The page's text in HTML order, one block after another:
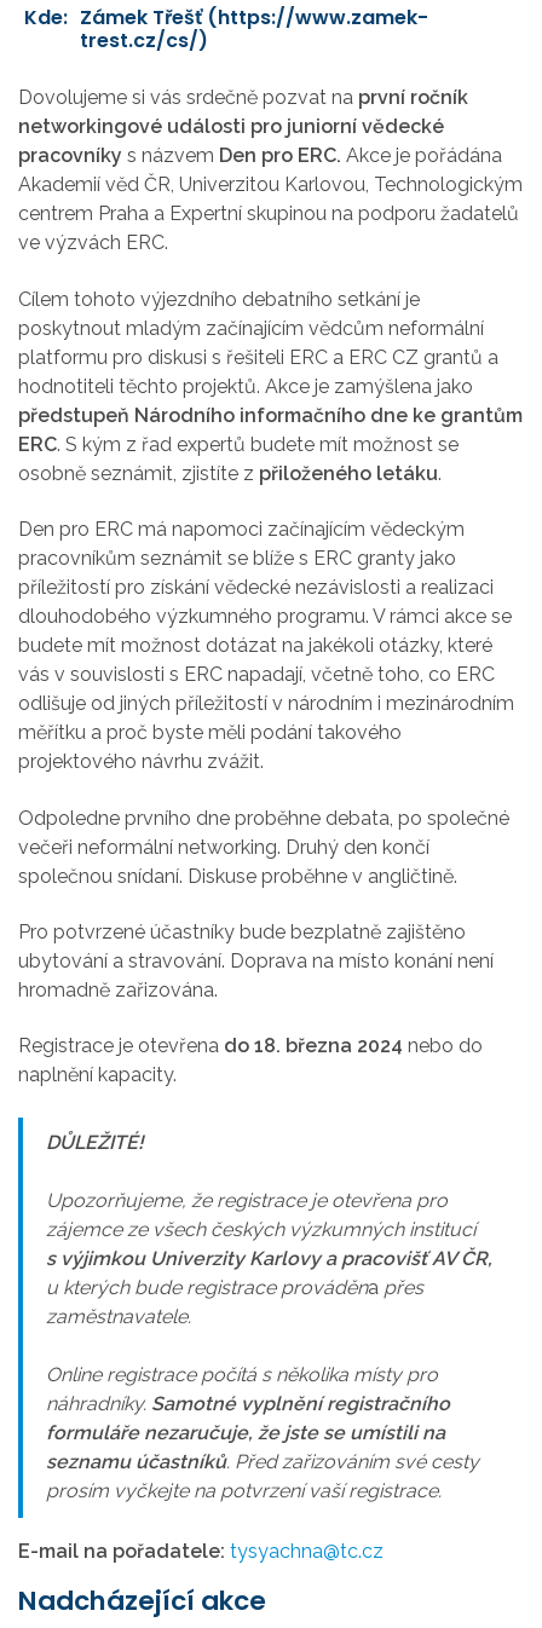
Kde: Zámek Třešť (https://www.zamek-
trest.cz/cs/)
Dovolujeme si vás srdečně pozvat na první ročník
networkingové události pro juniorní vědecké
pracovníky s názvem Den pro ERC. Akce je pořádána
Akademií věd ČR, Univerzitou Karlovou, Technologickým
centrem Praha a Expertní skupinou na podporu žadatelů
ve výzvách ERC.
Cílem tohoto výjezdního debatního setkání je
poskytnout mladým začínajícím vědcům neformální
platformu pro diskusi s řešiteli ERC a ERC CZ grantů a
hodnotiteli těchto projektů. Akce je zamýšlena jako
předstupeň Národního informačního dne ke grantům
ERC. S kým z řad expertů budete mít možnost se
osobně seznámit, zjistíte z přiloženého letáku.
Den pro ERC má napomoci začínajícím vědeckým
pracovníkům seznámit se blíže s ERC granty jako
příležitostí pro získání vědecké nezávislosti a realizaci
dlouhodobého výzkumného programu. V rámci akce se
budete mít možnost dotázat na jakékoli otázky, které
vás v souvislosti s ERC napadají, včetně toho, co ERC
odlišuje od jiných příležitostí v národním i mezinárodním
měřítku a proč byste měli podání takového
projektového návrhu zvážit.
Odpoledne prvního dne proběhne debata, po společné
večeři neformální networking. Druhý den končí
společnou snídaní. Diskuse proběhne v angličtině.
Pro potvrzené účastníky bude bezplatně zajištěno
ubytování a stravování. Doprava na místo konání není
hromadně zařizována.
Registrace je otevřena do 18. března 2024 nebo do
naplnění kapacity.
DŮLEŽITÉ!
Upozorňujeme, že registrace je otevřena pro
zájemce ze všech českých výzkumných institucí
s výjimkou Univerzity Karlovy a pracovišť AV ČR,
u kterých bude registrace prováděna přes
zaměstnavatele.
Online registrace počítá s několika místy pro
náhradníky. Samotné vyplnění registračního
formuláře nezaručuje, že jste se umístili na
seznamu účastníků. Před zařizováním své cesty
prosím vyčkejte na potvrzení vaší registrace.
E-mail na pořadatele: tysyachna@tc.cz
Nadcházející akce